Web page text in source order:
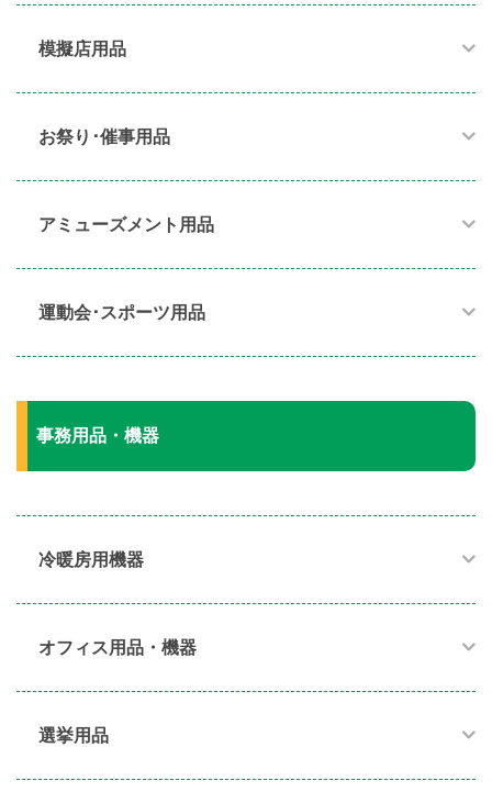
模擬店用品​
お祭り･催事用品​
アミューズメント用品​
運動会･スポーツ用品​
事務用品・機器
冷暖房用機器​
オフィス用品・機器​
選挙用品